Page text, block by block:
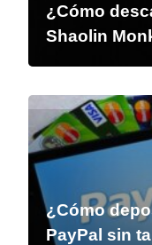
¿Cómo
Shaolin
¿Cómo
PayPal sin